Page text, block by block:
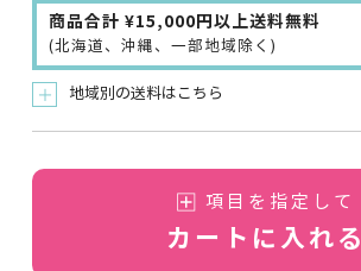
商品合計 ¥15,000円以上送料無料
(北海道、沖縄、一部地域除く)
＋ 地域別の送料はこちら
項目を指定して
カートに入れる